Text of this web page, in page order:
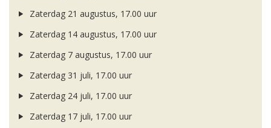
Zaterdag 21 augustus, 17.00 uur
Zaterdag 14 augustus, 17.00 uur
Zaterdag 7 augustus, 17.00 uur
Zaterdag 31 juli, 17.00 uur
Zaterdag 24 juli, 17.00 uur
Zaterdag 17 juli, 17.00 uur